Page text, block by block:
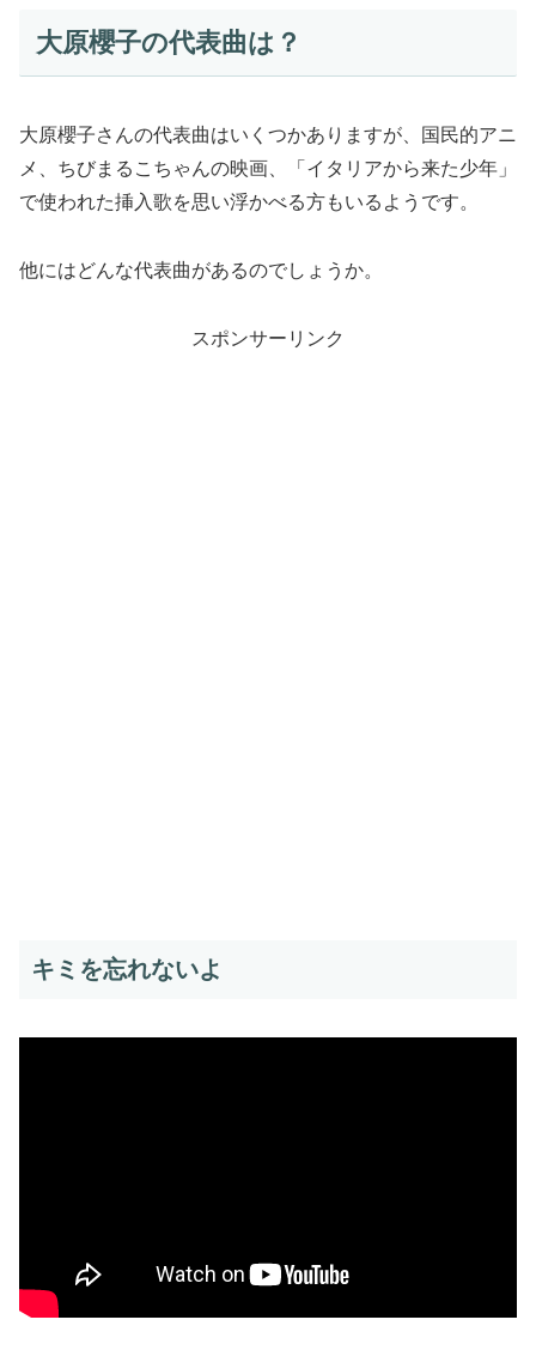
大原櫻子の代表曲は？
大原櫻子さんの代表曲はいくつかありますが、国民的アニ
メ、ちびまるこちゃんの映画、「イタリアから来た少年」
で使われた挿入歌を思い浮かべる方もいるようです。
他にはどんな代表曲があるのでしょうか。
スポンサーリンク
キミを忘れないよ